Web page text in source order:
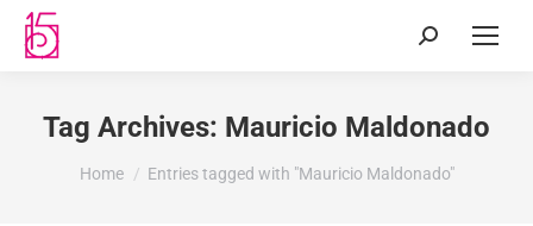
Tag Archives: Mauricio Maldonado
You are here:
Home Entries tagged with "Mauricio Maldonado"